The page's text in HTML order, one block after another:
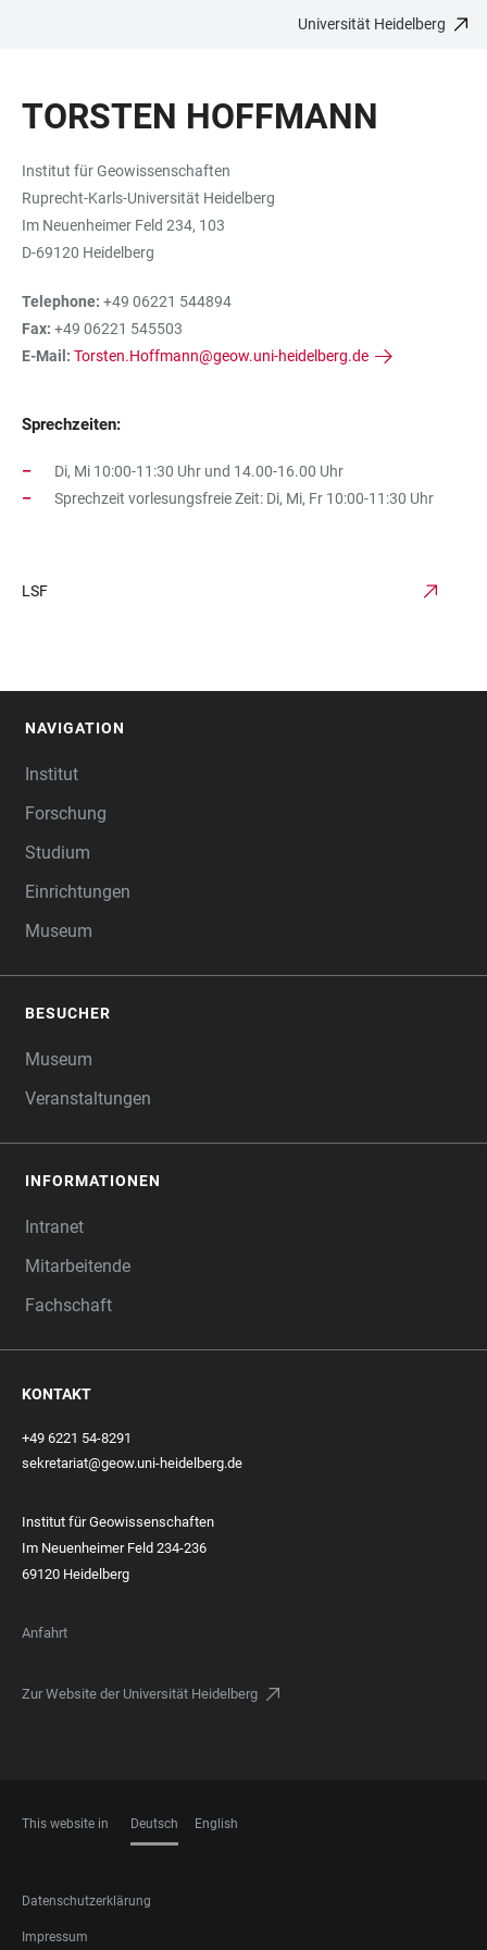
BARRIEREFREIHEIT
Universität Heidelberg
TORSTEN HOFFMANN
Institut für Geowissenschaften
Ruprecht-Karls-Universität Heidelberg
Im Neuenheimer Feld 234, 103
D-69120 Heidelberg
Telephone: +49 06221 544894
Fax: +49 06221 545503
E-Mail: Torsten.Hoffmann@geow.uni-heidelberg.de
Sprechzeiten:
Di, Mi 10:00-11:30 Uhr und 14.00-16.00 Uhr
Sprechzeit vorlesungsfreie Zeit: Di, Mi, Fr 10:00-11:30 Uhr
LSF
NAVIGATION
Institut
Forschung
Studium
Einrichtungen
Museum
BESUCHER
Museum
Veranstaltungen
INFORMATIONEN
Intranet
Mitarbeitende
Fachschaft
KONTAKT
+49 6221 54-8291
sekretariat@geow.uni-heidelberg.de
Institut für Geowissenschaften
Im Neuenheimer Feld 234-236
69120 Heidelberg
Anfahrt
Zur Website der Universität Heidelberg
This website in Deutsch English
FOOTER
LEGAL
Datenschutzerklärung
Impressum